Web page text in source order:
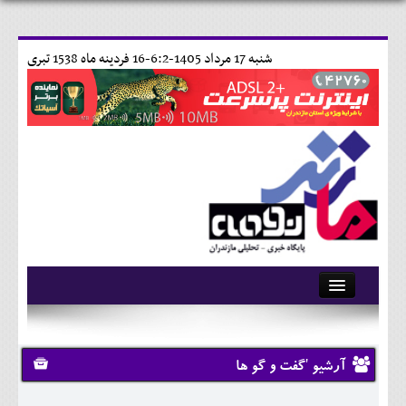
16 فردينه ماه 1538 تبری شنبه 17 مرداد 1405-6:2-
آرشیو
تماس با ما
وبلاگ
آرشیو 'گفت و گو ها